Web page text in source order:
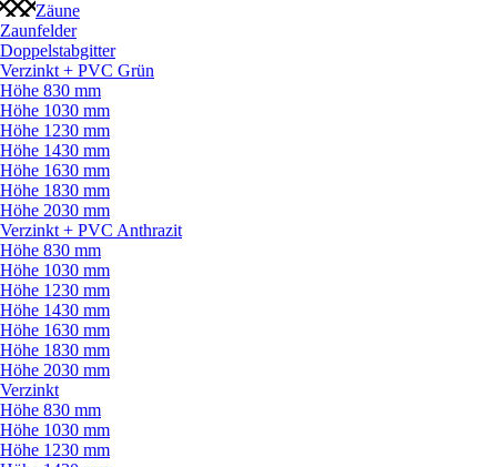
Zäune
Zaunfelder
Doppelstabgitter
Verzinkt + PVC Grün
Höhe 830 mm
Höhe 1030 mm
Höhe 1230 mm
Höhe 1430 mm
Höhe 1630 mm
Höhe 1830 mm
Höhe 2030 mm
Verzinkt + PVC Anthrazit
Höhe 830 mm
Höhe 1030 mm
Höhe 1230 mm
Höhe 1430 mm
Höhe 1630 mm
Höhe 1830 mm
Höhe 2030 mm
Verzinkt
Höhe 830 mm
Höhe 1030 mm
Höhe 1230 mm